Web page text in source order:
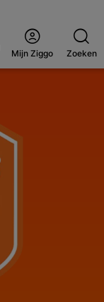
Open
Mijn Ziggo
Zoeken